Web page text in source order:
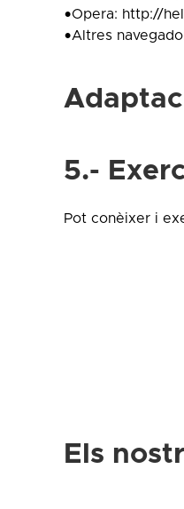
•Opera: http://
•Altres
5.-
Pot conèixer i
Els